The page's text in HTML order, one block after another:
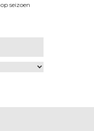
seizoen